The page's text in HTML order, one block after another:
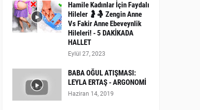
Hamile Kadınlar İçin Faydalı
Hileler 🤰🤱 Zengin Anne
Vs Fakir Anne Ebeveynlik
Hileleri! - 5 DAKİKADA
HALLET
Eylül 27, 2023
BABA OĞUL ATIŞMASI:
LEYLA ERTAŞ - ARGONOMİ
Haziran 14, 2019